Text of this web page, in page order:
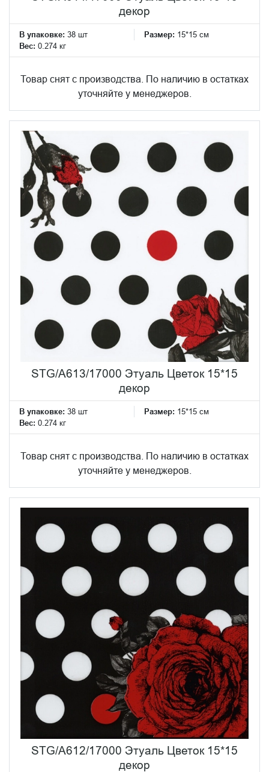
декор
В упаковке: 38 шт Размер: 15*15 см
Вес: 0.274 кг
Товар снят с производства. По наличию в остатках
уточняйте у менеджеров.
STG/A613/17000 Этуаль Цветок 15*15
декор
В упаковке: 38 шт Размер: 15*15 см
Вес: 0.274 кг
Товар снят с производства. По наличию в остатках
уточняйте у менеджеров.
STG/A612/17000 Этуаль Цветок 15*15
декор